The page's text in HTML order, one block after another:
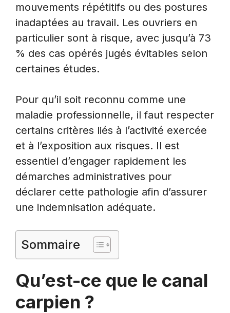
mouvements répétitifs ou des postures
inadaptées au travail. Les ouvriers en
particulier sont à risque, avec jusqu’à 73
% des cas opérés jugés évitables selon
certaines études.
Pour qu’il soit reconnu comme une
maladie professionnelle, il faut respecter
certains critères liés à l’activité exercée
et à l’exposition aux risques. Il est
essentiel d’engager rapidement les
démarches administratives pour
déclarer cette pathologie afin d’assurer
une indemnisation adéquate.
Sommaire
Qu’est-ce que le canal
carpien ?